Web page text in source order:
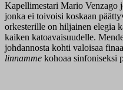
Kapellimestari Mario Venzago
jonka ei toivoisi koskaan
orkesterille on hiljainen elegia
kaiken katoavaisuudelle.
johdannosta kohti valoisaa
linnamme kohoaa sinfoniseksi